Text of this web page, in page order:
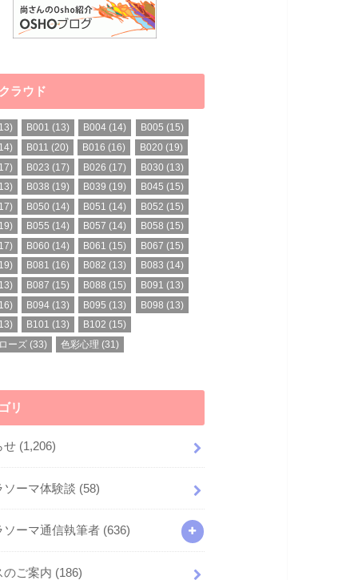
ラウド
B001 (13) B004 (14) B005 (15)
B011 (20) B016 (16) B020 (19)
B023 (17) B026 (17) B030 (13)
B038 (19) B039 (19) B045 (15)
B050 (14) B051 (14) B052 (15)
B055 (14) B057 (14) B058 (15)
B060 (14) B061 (15) B067 (15)
B081 (16) B082 (13) B083 (14)
B087 (15) B088 (15) B091 (13)
B094 (13) B095 (13) B098 (13)
B101 (13) B102 (15)
ーズ (33) 色彩心理 (31)
リ
せ (1,206)
ソーマ体験談 (58)
ソーマ通信執筆者 (636)
のご案内 (186)